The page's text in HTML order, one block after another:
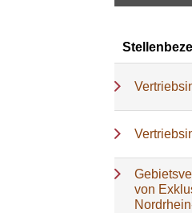
von